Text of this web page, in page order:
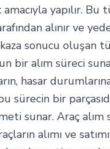
yapılır.
alınır ve
kaza sonucu oluşan
bir alım süreci
hasar
sürecin bir
sunar. Araç alım
alımı ve